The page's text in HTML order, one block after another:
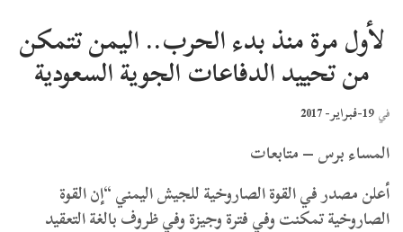
لأول مرة منذ بدء الحرب.. اليمن تتمكن
من تحييد الدفاعات الجوية السعودية
في 19-فبراير- 2017
المساء برس – متابعات
أعلن مصدر في القوة الصاروخية للجيش اليمني “إن القوة
الصاروخية تمكنت وفي فترة وجيزة وفي ظروف بالغة التعقيد